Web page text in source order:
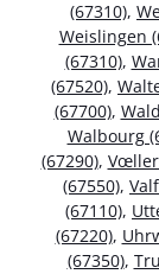
(67310),
Weislingen
(67310),
(67520),
(67700),
Walbourg
(67290),
(67550),
(67110),
(67220),
(67350),